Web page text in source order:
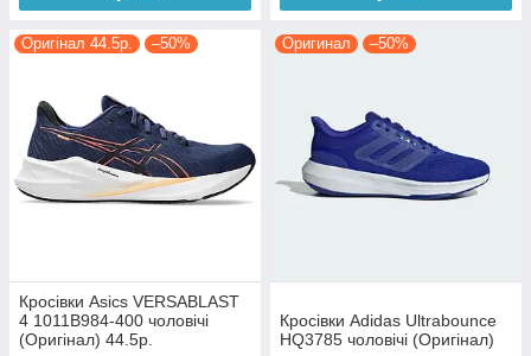
Оригінал 44.5р. –50%
Кросівки Asics VERSABLAST
4 1011B984-400 чоловічі
(Оригінал) 44.5р.
Оригинал –50%
Кросівки Adidas Ultrabounce
HQ3785 чоловічі (Оригінал)